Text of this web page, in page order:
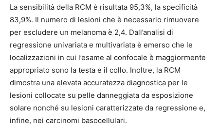
La sensibilità della RCM è risultata 95,3%, la specificità
83,9%. Il numero di lesioni che è necessario rimuovere
per escludere un melanoma è 2,4. Dall’analisi di
regressione univariata e multivariata è emerso che le
localizzazioni in cui l’esame al confocale è maggiormente
appropriato sono la testa e il collo. Inoltre, la RCM
dimostra una elevata accuratezza diagnostica per le
lesioni collocate su pelle danneggiata da esposizione
solare nonché su lesioni caratterizzate da regressione e,
infine, nei carcinomi basocellulari.